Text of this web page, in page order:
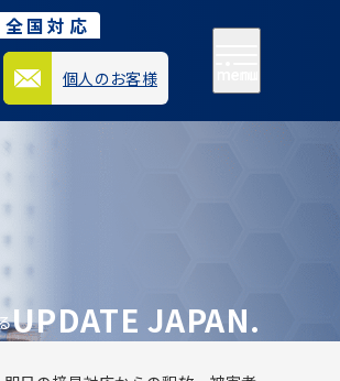
全国対応
個人のお客様
メ
ニ
ュ
UPDATE JAPAN.